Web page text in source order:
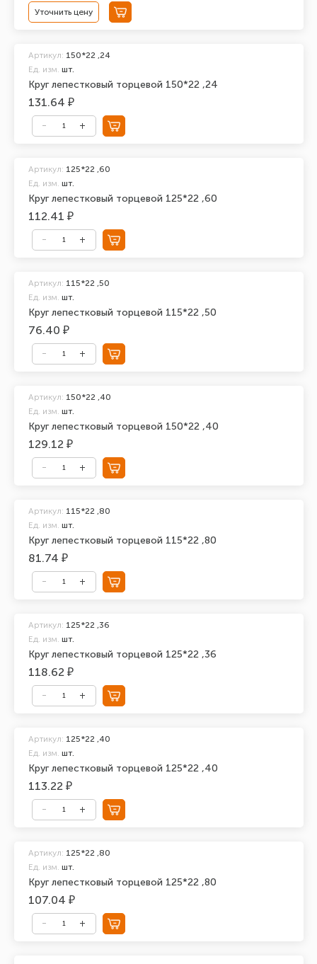
Уточнить цену
Круг лепестковый торцевой 150*22 ,24
Артикул: 150*22 ,24
Ед. изм. шт.
131.64 ₽
Круг лепестковый торцевой 125*22 ,60
Артикул: 125*22 ,60
Ед. изм. шт.
112.41 ₽
Круг лепестковый торцевой 115*22 ,50
Артикул: 115*22 ,50
Ед. изм. шт.
76.40 ₽
Круг лепестковый торцевой 150*22 ,40
Артикул: 150*22 ,40
Ед. изм. шт.
129.12 ₽
Круг лепестковый торцевой 115*22 ,80
Артикул: 115*22 ,80
Ед. изм. шт.
81.74 ₽
Круг лепестковый торцевой 125*22 ,36
Артикул: 125*22 ,36
Ед. изм. шт.
118.62 ₽
Круг лепестковый торцевой 125*22 ,40
Артикул: 125*22 ,40
Ед. изм. шт.
113.22 ₽
Круг лепестковый торцевой 125*22 ,80
Артикул: 125*22 ,80
Ед. изм. шт.
107.04 ₽